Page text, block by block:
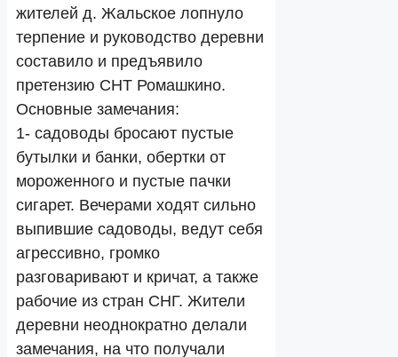
жителей д. Жальское лопнуло
терпение и руководство деревни
составило и предъявило
претензию СНТ Ромашкино.
Основные замечания:
1- садоводы бросают пустые
бутылки и банки, обертки от
мороженного и пустые пачки
сигарет. Вечерами ходят сильно
выпившие садоводы, ведут себя
агрессивно, громко
разговаривают и кричат, а также
рабочие из стран СНГ. Жители
деревни неоднократно делали
замечания, на что получали